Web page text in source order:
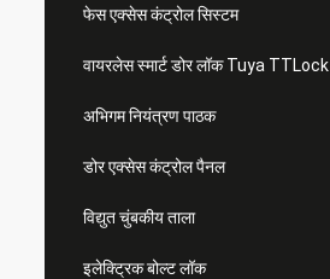
फेस एक्सेस कंट्रोल सिस्टम
वायरलेस स्मार्ट डोर लॉक Tuya TTLock
अभिगम नियंत्रण पाठक
डोर एक्सेस कंट्रोल पैनल
विद्युत चुंबकीय ताला
इलेक्ट्रिक बोल्ट लॉक